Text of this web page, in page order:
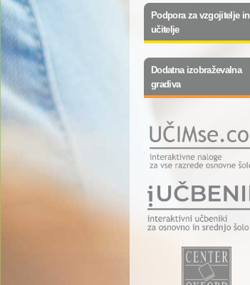
Podpora za vzgojitelje in
učitelje
Dodatna izobraževalna
gradiva